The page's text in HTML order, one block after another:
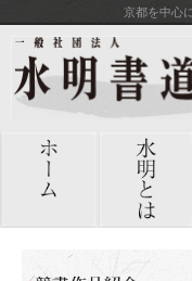
京都を中心